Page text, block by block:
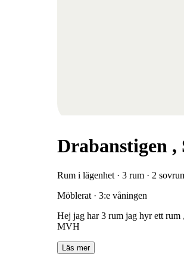
Drabanstigen ,
Rum i lägenhet · 3 rum · 2
Möblerat · 3:e våningen
Hej jag har 3 rum jag hyr ett
MVH
Läs mer